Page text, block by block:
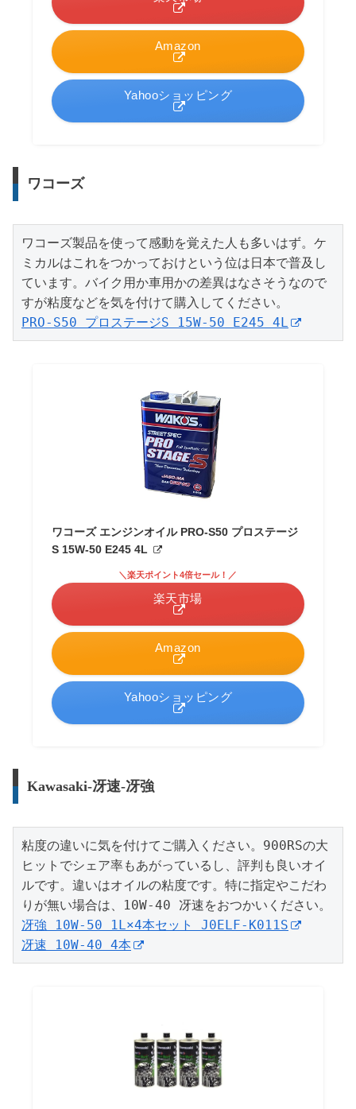
Amazon
Yahooショッピング
ワコーズ
ワコーズ製品を使って感動を覚えた人も多いはず。ケ
ミカルはこれをつかっておけという位は日本で普及し
ています。バイク用か車用かの差異はなさそうなので
PRO-S50 プロステージS 15W-50 E245 4L
ワコーズ エンジンオイル PRO-S50 プロステージ
S 15W-50 E245 4L
Amazon
＼楽天ポイント4倍セール！／
楽天市場
Yahooショッピング
Kawasaki-冴速-冴強
粘度の違いに気を付けてご購入ください。900RSの大
ヒットでシェア率もあがっているし、評判も良いオイ
ルです。違いはオイルの粘度です。特に指定やこだわ
冴強 10W-50 1L×4本セット J0ELF-K011S
冴速 10W-40 4本